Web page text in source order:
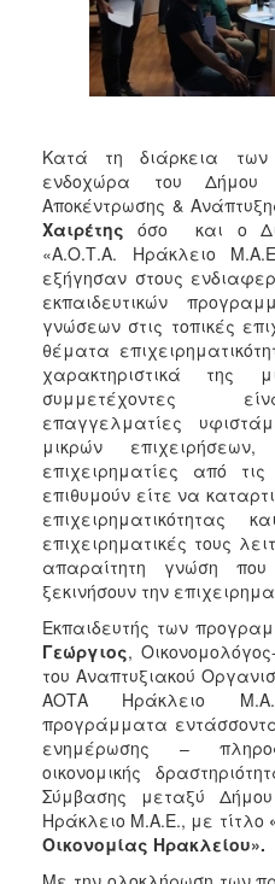
ΠΟΛΙΤΙΣΜΟΣ
ΑΝΘΕΚΤΙΚΗ
ΠΟΛΗ
Κατά τη διάρκεια των
ενδοχώρα του Δήμου
Αποκέντρωσης &
Χαιρέτηςόσο
και ο
«Α.Ο.Τ.Α. Ηράκλειο
εξήγησαν στους
εκπαιδευτικών
γνώσεων στις τοπικές
θέματα
χαρακτηριστικά της
συμμετέχοντες
επαγγελματίες
μικρών
επιχειρηματίες από τις
επιθυμούν είτε να
επιχειρηματικότητας
επιχειρηματικές τους
απαραίτητη γνώση
ξεκινήσουν την
Εκπαιδευτής των
Γεώργιος,
του Αναπτυξιακού
ΑΟΤΑ Ηράκλειο
προγράμματα
ενημέρωσης –
οικονομικής
Σύμβασης μεταξύ
Ηράκλειο Μ.Α.Ε., με τίτλο
Οικονομίας Ηρακλείου».